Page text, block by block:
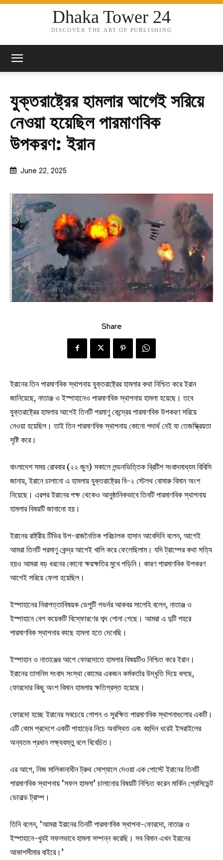
Dhaka Tower 24
DISCOVER THE ART OF PUBLISHING
যুক্তরাষ্ট্রের হামলার আগেই সরিয়ে
নেওয়া হয়েছিল পারমাণবিক
উপকরণ: ইরান
June 22, 2025
Share
ইরানের তিন পারমাণবিক স্থাপনায় যুক্তরাষ্ট্রের হামলার কথা নিশ্চিত করে ইরান
জানিয়েছে, নাতাঞ্জ ও ইস্পাহানেও পারমাণবিক স্থাপনায় হামলা হয়েছে। তবে
যুক্তরাষ্ট্রের হামলার আগেই তিনটি পরমাণু কেন্দ্রের পারমাণবিক উপকরণ সরিয়ে
নেওয়া হয়েছিল। তাই তিন পারমাণবিক স্থাপনায় কোনো পদার্থ নেই যা তেজস্ক্রিয়তা
সৃষ্টি করে।
বাংলাদেশ সময় রোববার (২২ জুন) সকালে লন্ডনভিত্তিক ব্রিটিশ সংবাদমাধ্যম বিবিসি
জানায়, ইরানে চালানো এ হামলায় যুক্তরাষ্ট্রের বি-২ স্টেলথ বোমারু বিমান অংশ
নিয়েছে। এরপর ইরানের পক্ষ থেকেও আনুষ্ঠানিকভাবে তিনটি পারমাণবিক স্থাপনায়
হামলার বিষয়টি জানানো হয়।
ইরানের রাষ্ট্রীয় টিভির উপ-রাজনৈতিক পরিচালক হাসান আবেদিনি বলেন, আগেই
আমরা তিনটি পরমাণু কেন্দ্র আগেই খালি করে ফেলেছিলাম। যদি ট্রাম্পের কথা সত্যি
হয়ও আমরা বড় ধরনের কোনো ক্ষয়ক্ষতির মুখে পড়িনি। কারণ পারমাণবিক উপকরণ
আগেই সরিয়ে ফেলা হয়েছিল।
ইস্পাহানের নিরাপত্তাবিষয়ক ডেপুটি গভর্নর আকবর সালেহি বলেন, নাতাঞ্জ ও
ইস্পাহানে বেশ কয়েকটি বিস্ফোরণের শব্দ শোনা গেছে। আমরা এ দুটি শহরে
পারমাণবিক স্থাপনার কাছে হামলা হতে দেখেছি।
ইস্পাহান ও নাতাঞ্জের আগে ফোরদোতে হামলার বিষয়টিও নিশ্চিত করে ইরান।
ইরানের তাসনিম সংবাদ সংস্থা কোমের একজন কর্মকর্তার উদ্ধৃতি দিয়ে বলছে,
ফোরদোর কিছু অংশ বিমান হামলায় ক্ষতিগ্রস্ত হয়েছে।
ফোরদো হচ্ছে ইরানের সবচেয়ে গোপন ও সুরক্ষিত পারমাণবিক স্থাপনাগুলোর একটি।
এটি কোম প্রদেশে একটি পাহাড়ের নিচে অবস্থিত এবং বহুদিন ধরেই ইসরাইলের
অন্যতম প্রধান লক্ষ্যবস্তু বলে বিবেচিত।
এর আগে, নিজ মালিকানাধীন ট্রুথ সোশ্যালে দেওয়া এক পোস্টে ইরানের তিনটি
পারমাণবিক স্থাপনায় ‘সফল হামলা’ চালানোর বিষয়টি নিশ্চিত করেন মার্কিন প্রেসিডেন্ট
ডোনাল্ড ট্রাম্প।
তিনি বলেন, ‘আমরা ইরানের তিনটি পারমাণবিক স্থাপনা-ফোরদো, নাতাঞ্জ ও
ইস্পাহানে-খুবই সফলভাবে হামলা সম্পন্ন করেছি। সব বিমান এখন ইরানের
আকাশসীমার বাইরে।’